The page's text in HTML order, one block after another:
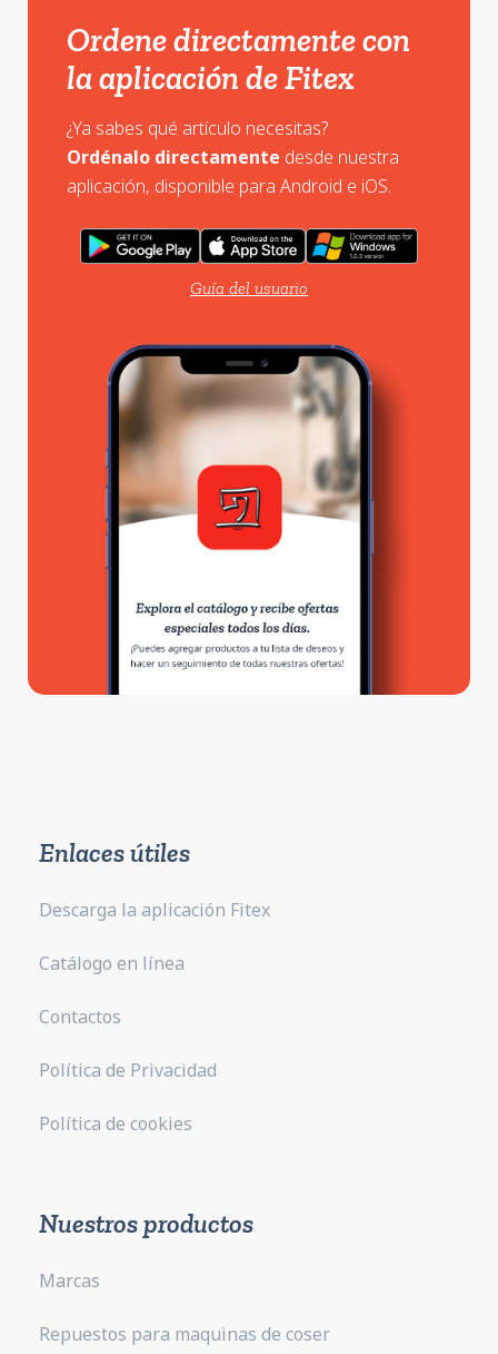
Ordene directamente con
la aplicación de Fitex
¿Ya sabes qué artículo necesitas?
Ordénalo directamente desde nuestra
aplicación, disponible para Android e iOS.
Guía del usuario
Enlaces útiles
Descarga la aplicación Fitex
Catálogo en línea
Contactos
Política de Privacidad
Política de cookies
Nuestros productos
Marcas
Repuestos para maquinas de coser